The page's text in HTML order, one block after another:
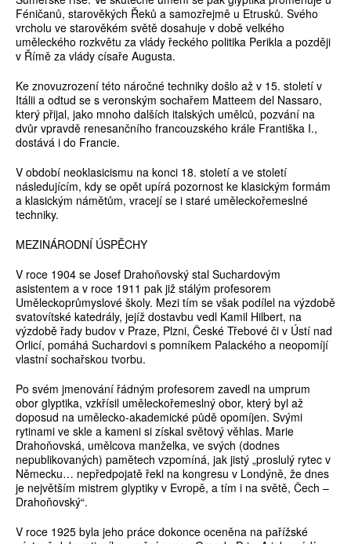
Féničanů, starověkých Řeků a samozřejmě u Etrusků. Svého
vrcholu ve starověkém světě dosahuje v době velkého
uměleckého rozkvětu za vlády řeckého politika Perikla a později
v Římě za vlády císaře Augusta.
Ke znovuzrození této náročné techniky došlo až v 15. století v
Itálii a odtud se s veronským sochařem Matteem del Nassaro,
který přijal, jako mnoho dalších italských umělců, pozvání na
dvůr vpravdě renesančního francouzského krále Františka I.,
dostává i do Francie.
V období neoklasicismu na konci 18. století a ve století
následujícím, kdy se opět upírá pozornost ke klasickým formám
a klasickým námětům, vracejí se i staré uměleckořemeslné
techniky.
MEZINÁRODNÍ ÚSPĚCHY
V roce 1904 se Josef Drahoňovský stal Suchardovým
asistentem a v roce 1911 pak již stálým profesorem
Uměleckoprůmyslové školy. Mezi tím se však podílel na výzdobě
svatovítské katedrály, jejíž dostavbu vedl Kamil Hilbert, na
výzdobě řady budov v Praze, Plzni, České Třebové či v Ústí nad
Orlicí, pomáhá Suchardovi s pomníkem Palackého a neopomíjí
vlastní sochařskou tvorbu.
Po svém jmenování řádným profesorem zavedl na umprum
obor glyptika, vzkřísil uměleckořemeslný obor, který byl až
doposud na umělecko-akademické půdě opomíjen. Svými
rytinami ve skle a kameni si získal světový věhlas. Marie
Drahoňovská, umělcova manželka, ve svých (dodnes
nepublikovaných) pamětech vzpomíná, jak jistý „proslulý rytec v
Německu… nepředpojatě řekl na kongresu v Londýně, že dnes
je největším mistrem glyptiky v Evropě, a tím i na světě, Čech –
Drahoňovský“.
V roce 1925 byla jeho práce dokonce oceněna na pařížské